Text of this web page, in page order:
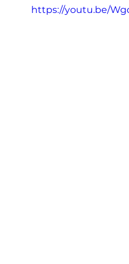
https://youtu.be/